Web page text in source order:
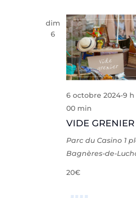
dim
6
VIDE GRENIER
6 octobre 2024-9
00 min
Parc du Casino 1
Bagnères-de-
20€